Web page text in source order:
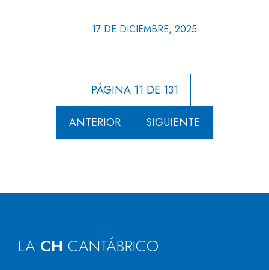
17 DE DICIEMBRE, 2025
PÁGINA 11 DE 131
ANTERIOR SIGUIENTE
LA CH CANTÁBRICO